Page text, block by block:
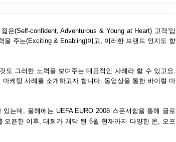
은(Self-confident, Adventurous & Young at Heart) 고객’입
을 주는(Exciting & Enabling)이고, 이러한 브랜드 인지도 향
도 그러한 노력을 보여주는 대표적인 사례라 할 수 있고요.
케팅 사례를 소개하고자 합니다. 동영상을 통한 바이럴 마
는데, 올해에는 UEFA EURO 2008 스폰서쉽을 통해 글로
오픈한 이후, 대회가 개막 된 6월 현재까지 다양한 온, 오프